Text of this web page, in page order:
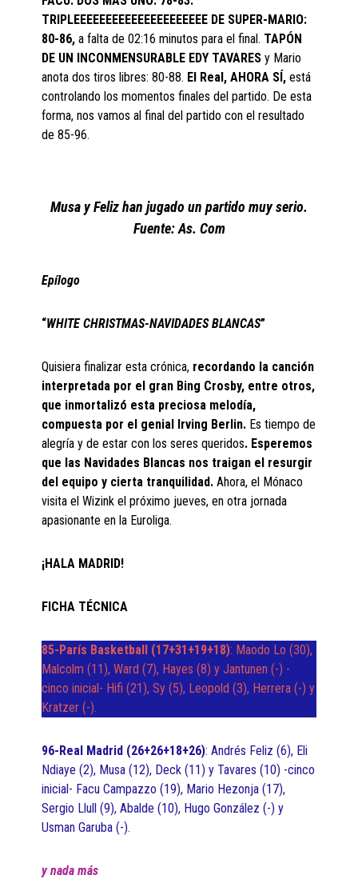
TRIPLEEEEEEEEEEEEEEEEEEEEE DE SUPER-MARIO:
80-86, a falta de 02:16 minutos para el final. TAPÓN
DE UN INCONMENSURABLE EDY TAVARESy Mario
anota dos tiros libres: 80-88. El Real, AHORA SÍ, está
controlando los momentos finales del partido. De esta
forma, nos vamos al final del partido con el resultado
de 85-96.
Musa y Feliz han jugado un partido muy serio.
Fuente: As. Com
Epílogo
“WHITE CHRISTMAS-NAVIDADES BLANCAS”
Quisiera finalizar esta crónica, recordando la canción
interpretada por el gran Bing Crosby, entre otros,
que inmortalizó esta preciosa melodía,
compuesta por el genial Irving Berlin. Es tiempo de
alegría y de estar con los seres queridos. Esperemos
que las Navidades Blancas nos traigan el resurgir
del equipo y cierta tranquilidad.Ahora, el Mónaco
visita el Wizink el próximo jueves, en otra jornada
apasionante en la Euroliga.
¡HALA MADRID!
FICHA TÉCNICA
85-París Basketball (17+31+19+18): Maodo Lo (30),
Malcolm (11), Ward (7), Hayes (8) y Jantunen (-) -
cinco inicial- Hifi (21), Sy (5), Leopold (3), Herrera (-) y
Kratzer (-).
96-Real Madrid (26+26+18+26): Andrés Feliz (6), Eli
Ndiaye (2), Musa (12), Deck (11) y Tavares (10) -cinco
inicial- Facu Campazzo (19), Mario Hezonja (17),
Sergio Llull (9), Abalde (10), Hugo González (-) y
Usman Garuba (-).
y nada más